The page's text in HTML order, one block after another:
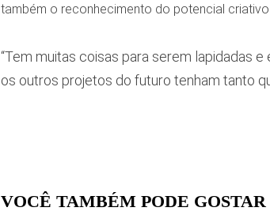
também o reconhecimento do potencial
“Tem muitas coisas para serem lapidadas
os outros projetos do futuro tenham tanto
VOCÊ TAMBÉM PODE GOSTAR